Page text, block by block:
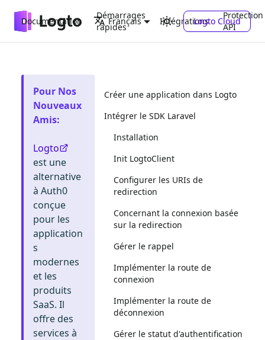
Documentation
Démarrages
rapides
Intégrations
Protection
API
Français Logto Cloud
Pour Nos
Nouveaux
Amis:
Logto
est une
alternative
à Auth0
conçue
pour les
application
s
modernes
et les
produits
SaaS. Il
offre des
services à
Créer une application dans Logto
Intégrer le SDK Laravel
Installation
Init LogtoClient
Configurer les URIs de
redirection
Concernant la connexion basée
sur la redirection
Gérer le rappel
Implémenter la route de
connexion
Implémenter la route de
déconnexion
Gérer le statut d'authentification